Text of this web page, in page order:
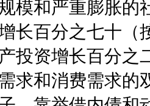
模和严重膨胀的
长百分之七十（
投资增长百分之
求和消费需求的